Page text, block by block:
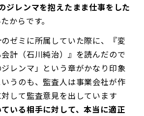
ジレンマを抱えたまま仕事をした
からです。
ゼミに所属していた際に、『変
計（石川純治）』を読んだので
レンマ」という章がかなり印象
うのも、監査人は事業会社が作
して監査意見を出しています
ている相手に対して、本当に適正